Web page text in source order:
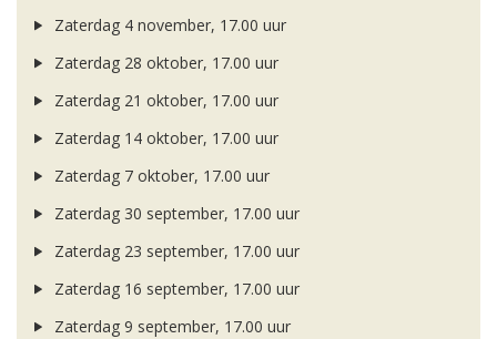
Zaterdag 4 november, 17.00 uur
Zaterdag 28 oktober, 17.00 uur
Zaterdag 21 oktober, 17.00 uur
Zaterdag 14 oktober, 17.00 uur
Zaterdag 7 oktober, 17.00 uur
Zaterdag 30 september, 17.00 uur
Zaterdag 23 september, 17.00 uur
Zaterdag 16 september, 17.00 uur
Zaterdag 9 september, 17.00 uur